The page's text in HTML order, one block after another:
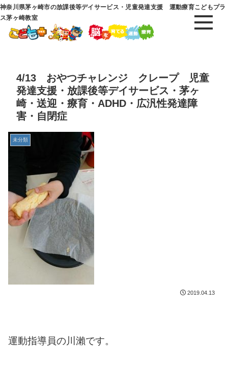
神奈川県茅ヶ崎市の放課後等デイサービス・児童発達支援 運動療育こどもプラ
ス茅ヶ崎教室
4/13 おやつチャレンジ クレープ 児童
発達支援・放課後等デイサービス・茅ヶ
崎・送迎・療育・ADHD・広汎性発達障
害・自閉症
未分類
2019.04.13
運動指導員の川瀨です。